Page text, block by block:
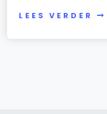
LEES VERDER